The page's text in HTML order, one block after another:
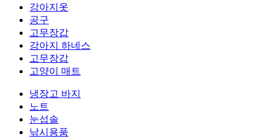
강아지옷
공구
고무장갑
강아지 하네스
고무장갑
고양이 매트
냉장고 바지
노트
눈섭솔
낚시용품